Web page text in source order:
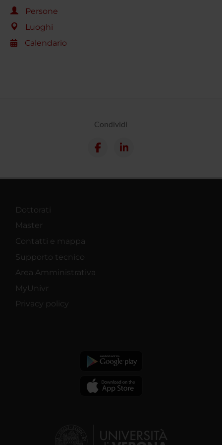
Persone
Luoghi
Calendario
Condividi
Dottorati
Master
Contatti e mappa
Supporto tecnico
Area Amministrativa
MyUnivr
Privacy policy